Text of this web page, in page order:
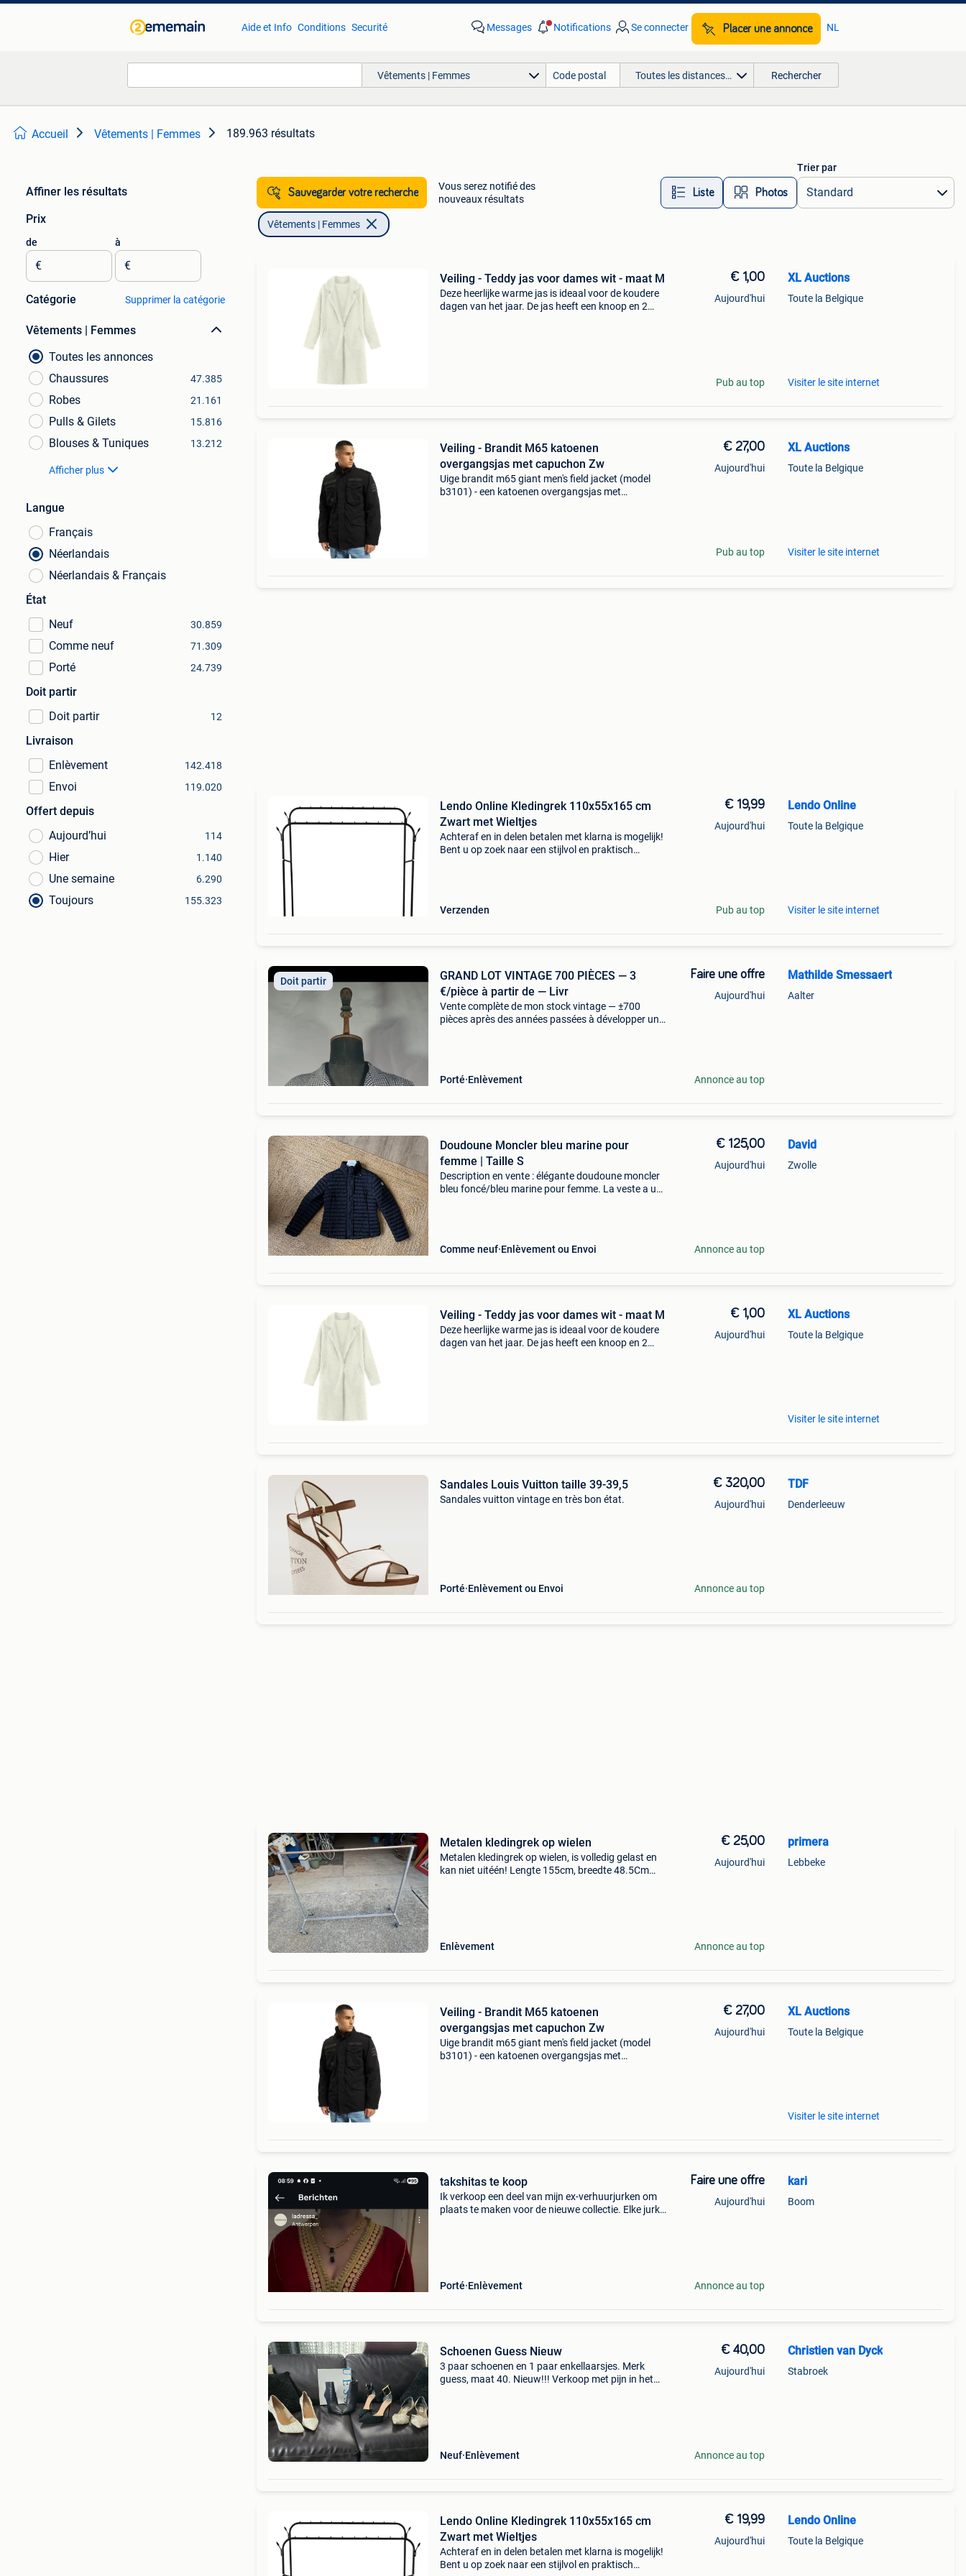
Aide et Info Conditions Securité Messages Notifications Se connecter Placer une annonce NL
Vêtements | Femmes Toutes les distances… Rechercher
Accueil Vêtements | Femmes 189.963 résultats
Affiner les résultats
Prix
de
€
à
€
Catégorie Supprimer la catégorie
Vêtements | Femmes
Toutes les annonces
Chaussures
47.385
Robes 21.161
Pulls & Gilets 15.816
Blouses & Tuniques 13.212
Afficher plus
Langue
Français
Néerlandais
Néerlandais & Français
État
Neuf
30.859
Comme neuf 71.309
Porté 24.739
Doit partir
Doit partir
12
Livraison
Enlèvement
142.418
Envoi 119.020
Offert depuis
Aujourd’hui
114
Hier 1.140
Une semaine 6.290
Toujours 155.323
Sauvegarder votre recherche
Vous serez notifié des
nouveaux résultats
Liste Photos
Trier par
Vêtements | Femmes
Veiling - Teddy jas voor dames wit - maat M
Deze heerlijke warme jas is ideaal voor de koudere
dagen van het jaar. De jas heeft een knoop en 2
€ 1,00
Aujourd'hui
Pub au top
XL Auctions
Toute la Belgique
Visiter le site internet
Veiling - Brandit M65 katoenen
overgangsjas met capuchon Zw
Uige brandit m65 giant men's field jacket (model
b3101) - een katoenen overgangsjas met
€ 27,00
Aujourd'hui
Pub au top
XL Auctions
Toute la Belgique
Visiter le site internet
Lendo Online Kledingrek 110x55x165 cm
Zwart met Wieltjes
Achteraf en in delen betalen met klarna is mogelijk!
Bent u op zoek naar een stijlvol en praktisch
Verzenden
€ 19,99
Aujourd'hui
Pub au top
Lendo Online
Toute la Belgique
Visiter le site internet
Doit partir
GRAND LOT VINTAGE 700 PIÈCES — 3
€/pièce à partir de — Livr
Vente complète de mon stock vintage — ±700
pièces après des années passées à développer une
Porté Enlèvement
Faire une offre
Aujourd'hui
Annonce au top
Mathilde Smessaert
Aalter
Doudoune Moncler bleu marine pour
femme | Taille S
Description en vente : élégante doudoune moncler
bleu foncé/bleu marine pour femme. La veste a une
Comme neuf Enlèvement ou Envoi
€ 125,00
Aujourd'hui
Annonce au top
David
Zwolle
Veiling - Teddy jas voor dames wit - maat M
Deze heerlijke warme jas is ideaal voor de koudere
dagen van het jaar. De jas heeft een knoop en 2
€ 1,00
Aujourd'hui
XL Auctions
Toute la Belgique
Visiter le site internet
Sandales Louis Vuitton taille 39-39,5
Sandales vuitton vintage en très bon état.
Porté Enlèvement ou Envoi
€ 320,00
Aujourd'hui
Annonce au top
TDF
Denderleeuw
Metalen kledingrek op wielen
Metalen kledingrek op wielen, is volledig gelast en
kan niet uitéén! Lengte 155cm, breedte 48.5Cm
Enlèvement
€ 25,00
Aujourd'hui
Annonce au top
primera
Lebbeke
Veiling - Brandit M65 katoenen
overgangsjas met capuchon Zw
Uige brandit m65 giant men's field jacket (model
b3101) - een katoenen overgangsjas met
€ 27,00
Aujourd'hui
XL Auctions
Toute la Belgique
Visiter le site internet
takshitas te koop
Ik verkoop een deel van mijn ex-verhuurjurken om
plaats te maken voor de nieuwe collectie. Elke jurk
Porté Enlèvement
Faire une offre
Aujourd'hui
Annonce au top
kari
Boom
Schoenen Guess Nieuw
3 paar schoenen en 1 paar enkellaarsjes. Merk
guess, maat 40. Nieuw!!! Verkoop met pijn in het
Neuf Enlèvement
€ 40,00
Aujourd'hui
Annonce au top
Christien van Dyck
Stabroek
Lendo Online Kledingrek 110x55x165 cm
Zwart met Wieltjes
Achteraf en in delen betalen met klarna is mogelijk!
Bent u op zoek naar een stijlvol en praktisch
€ 19,99
Aujourd'hui
Lendo Online
Toute la Belgique